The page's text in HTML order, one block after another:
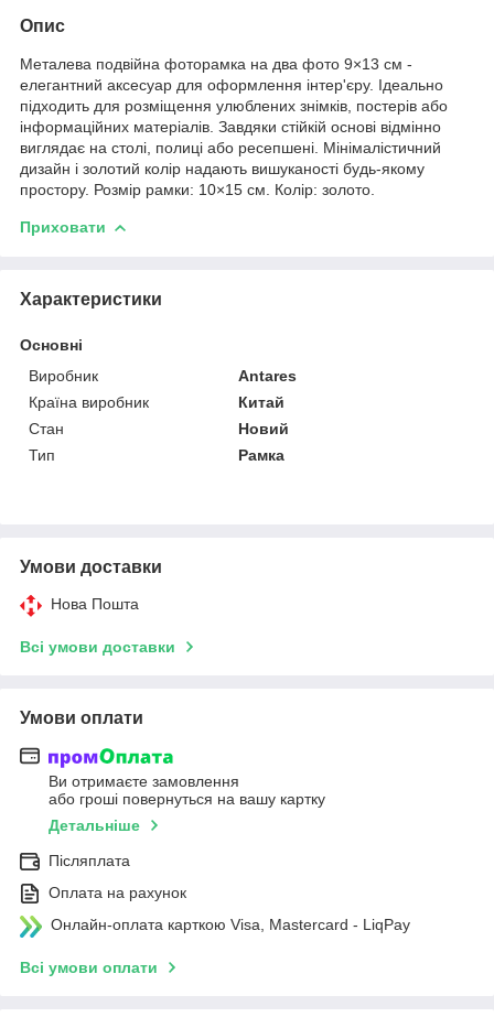
Опис
Металева подвійна фоторамка на два фото 9×13 см -
елегантний аксесуар для оформлення інтер'єру. Ідеально
підходить для розміщення улюблених знімків, постерів або
інформаційних матеріалів. Завдяки стійкій основі відмінно
виглядає на столі, полиці або ресепшені. Мінімалістичний
дизайн і золотий колір надають вишуканості будь-якому
простору. Розмір рамки: 10×15 см. Колір: золото.
Приховати
Характеристики
Основні
Виробник
Antares
Країна виробник
Китай
Стан
Новий
Тип
Рамка
Умови доставки
Нова Пошта
Всі умови доставки
Умови оплати
Ви отримаєте замовлення
або гроші повернуться на вашу картку
Детальніше
Післяплата
Оплата на рахунок
Онлайн-оплата карткою Visa, Mastercard - LiqPay
Всі умови оплати